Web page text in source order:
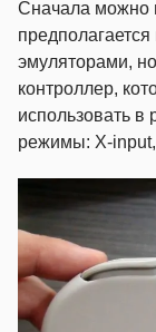
Сначала можно
предполагается
эмуляторами,
контроллер,
использовать в
режимы: X-